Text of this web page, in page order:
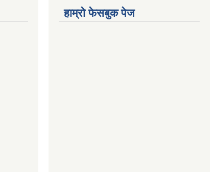
हाम्रो फेसबुक पेज